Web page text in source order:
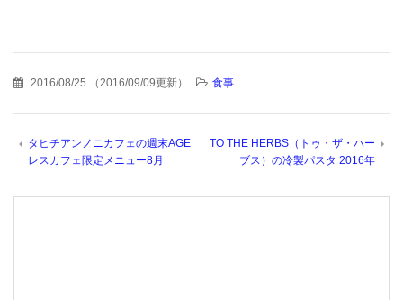
2016/08/25 （2016/09/09更新） 食事
タヒチアンノニカフェの週末AGE
レスカフェ限定メニュー8月
TO THE HERBS（トゥ・ザ・ハー
ブス）の冷製パスタ 2016年